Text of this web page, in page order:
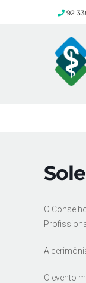
92
O
A
O evento